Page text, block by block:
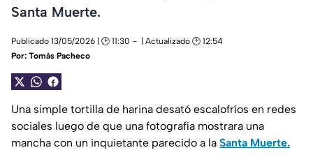
Santa Muerte.
Publicado 13/05/2026 | 🕑 11:30
| Actualizado 🕑 12:54
Por: Tomás Pacheco
Una simple tortilla de harina desató escalofríos en redes
sociales luego de que una fotografía mostrara una
mancha con un inquietante parecido a la Santa Muerte.